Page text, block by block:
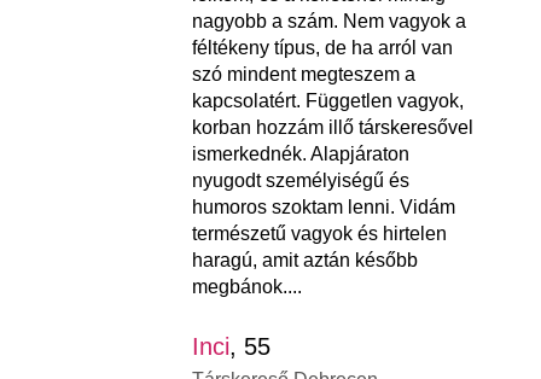
nagyobb a szám. Nem vagyok a
féltékeny típus, de ha arról van
szó mindent megteszem a
kapcsolatért. Független vagyok,
korban hozzám illő társkeresővel
ismerkednék. Alapjáraton
nyugodt személyiségű és
humoros szoktam lenni. Vidám
természetű vagyok és hirtelen
haragú, amit aztán később
megbánok....
Inci, 55